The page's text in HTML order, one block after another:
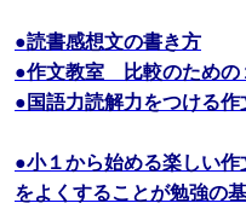
●読書感想文の書き方
●作文教室 比較のための
●国語力読解力をつける
●小１から始める楽しい
をよくすることが勉強の